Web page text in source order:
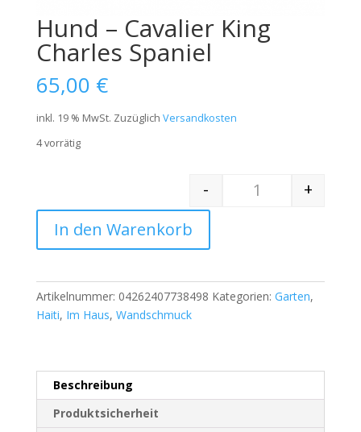
Hund – Cavalier King
Charles Spaniel
65,00 €
inkl. 19 % MwSt. Zuzüglich Versandkosten
4 vorrätig
Quantity
-
+
In den Warenkorb
Artikelnummer: 04262407738498 Kategorien: Garten,
Haiti, Im Haus, Wandschmuck
Beschreibung
Produktsicherheit